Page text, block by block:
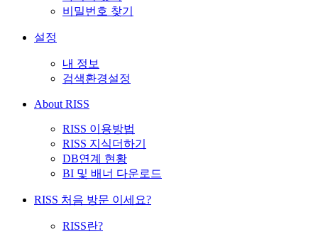
비밀번호 찾기
설정
내 정보
검색환경설정
About RISS
RISS 이용방법
RISS 지식더하기
DB연계 현황
BI 및 배너 다운로드
RISS 처음 방문 이세요?
RISS란?